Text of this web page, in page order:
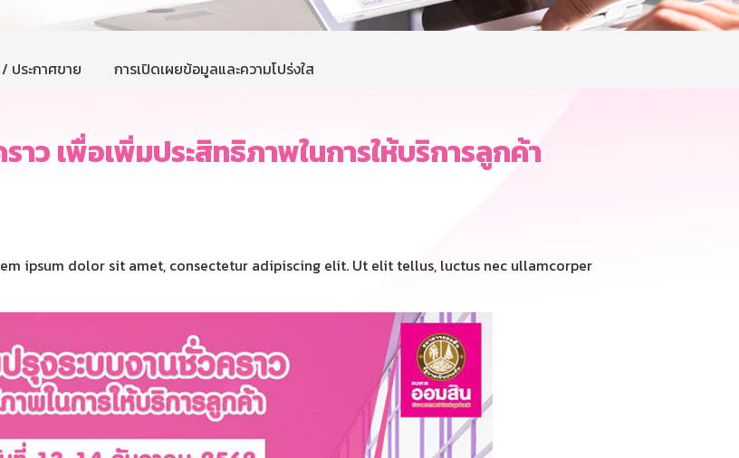
ประกาศขาย การเปิดเผยข้อมูลและความโปร่งใส
ว เพื่อเพิ่มประสิทธิภาพในการให้บริการลูกค้า
ipsum dolor sit amet, consectetur adipiscing elit. Ut elit tellus, luctus nec ullamcorper